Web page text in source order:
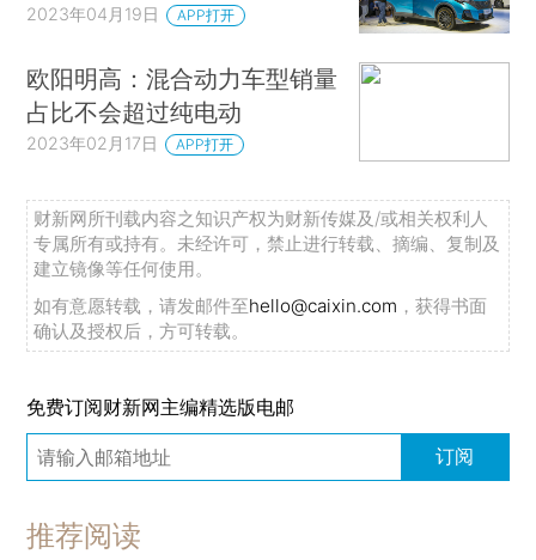
2023年04月19日 APP打开
欧阳明高：混合动力车型销量
占比不会超过纯电动
2023年02月17日 APP打开
财新网所刊载内容之知识产权为财新传媒及/或相关权利人
专属所有或持有。未经许可，禁止进行转载、摘编、复制及
建立镜像等任何使用。
如有意愿转载，请发邮件至hello@caixin.com ，获得书面
确认及授权后，方可转载。
免费订阅财新网主编精选版电邮
订阅
推荐阅读